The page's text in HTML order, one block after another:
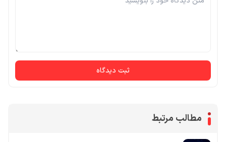
ثبت دیدگاه
مطالب مرتبط